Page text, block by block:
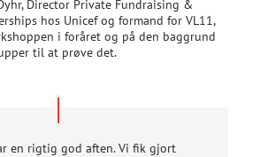
Director Private Fundraising &
hos Unicef og formand for VL11,
i foråret og på den baggrund
til at prøve det.
en rigtig god aften. Vi fik gjort